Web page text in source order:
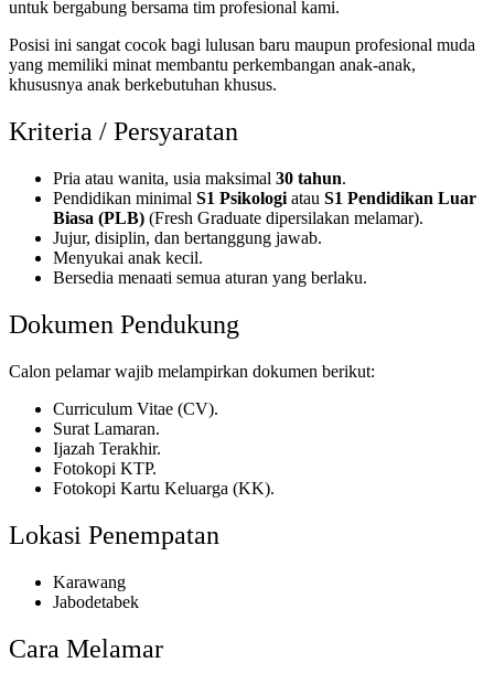
untuk bergabung bersama tim profesional kami.
Posisi ini sangat cocok bagi lulusan baru maupun profesional muda
yang memiliki minat membantu perkembangan anak-anak,
khususnya anak berkebutuhan khusus.
Kriteria / Persyaratan
Pria atau wanita, usia maksimal 30 tahun.
Pendidikan minimal S1 Psikologi atau S1 Pendidikan Luar
Biasa (PLB) (Fresh Graduate dipersilakan melamar).
Jujur, disiplin, dan bertanggung jawab.
Menyukai anak kecil.
Bersedia menaati semua aturan yang berlaku.
Dokumen Pendukung
Calon pelamar wajib melampirkan dokumen berikut:
Curriculum Vitae (CV).
Surat Lamaran.
Ijazah Terakhir.
Fotokopi KTP.
Fotokopi Kartu Keluarga (KK).
Lokasi Penempatan
Karawang
Jabodetabek
Cara Melamar